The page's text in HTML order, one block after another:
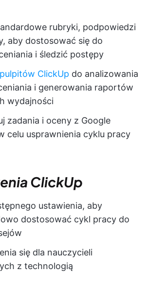
rubryki, podpowiedzi
aby dostosować się do
i śledzić postępy
pulpitów ClickUp do analizowania
i generowania raportów
wydajności
zadania i oceny z Google
celu usprawnienia cyklu pracy
ClickUp
ustawienia, aby
dostosować cykl pracy do
się dla nauczycieli
z technologią